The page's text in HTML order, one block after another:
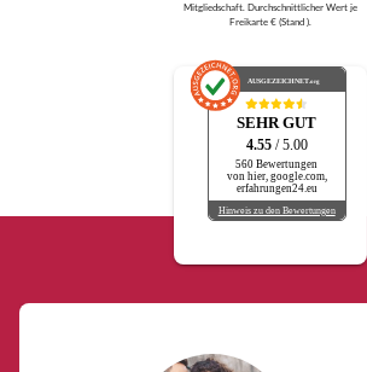
Mitgliedschaft. Durchschnittlicher Wert je
Freikarte € (Stand ).
AUSGEZEICHNET.org
SEHR GUT
4.55 / 5.00
560 Bewertungen
von hier, google.com,
erfahrungen24.eu
Hinweis zu den Bewertungen